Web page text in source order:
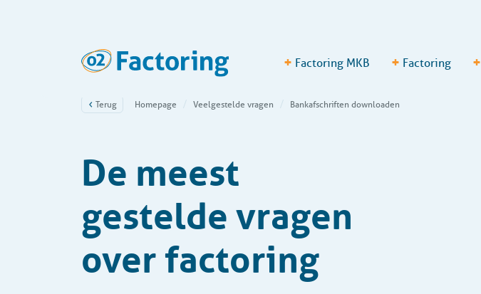
+ Factoring MKB + Factoring +
Terug Homepage Veelgestelde vragen Bankafschriften downloaden
De meest
gestelde vragen
over factoring